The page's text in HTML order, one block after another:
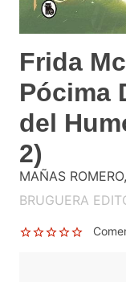
Frida
Pócima
del
2)
MAÑAS
BRUGUERA